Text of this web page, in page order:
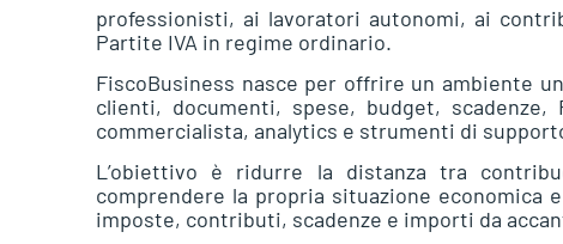
professionisti, ai lavoratori autonomi, ai
Partite IVA in regime ordinario.
FiscoBusiness nasce per offrire un ambiente
clienti, documenti, spese, budget,
commercialista, analytics e strumenti di
L’obiettivo è ridurre la distanza tra
comprendere la propria situazione
imposte, contributi, scadenze e importi da